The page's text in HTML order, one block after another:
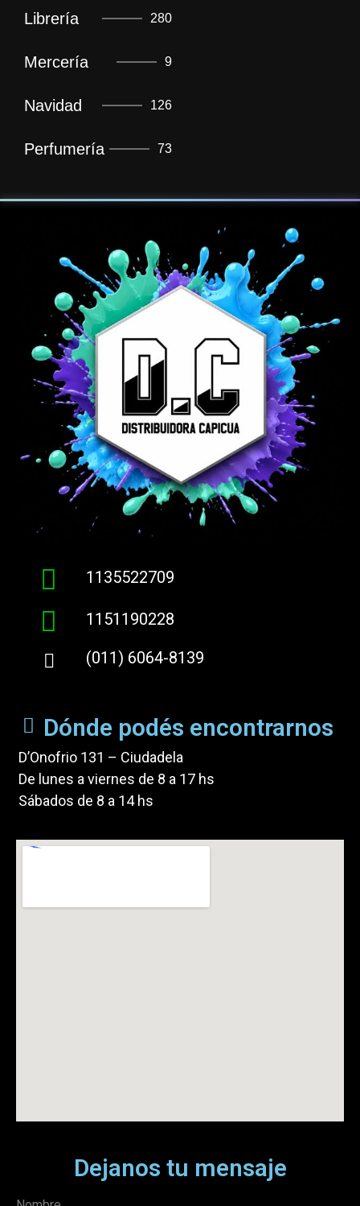
Librería 280
Mercería 9
Navidad 126
Perfumería 73
1135522709
1151190228
(011) 6064-8139
Dónde podés encontrarnos
D’Onofrio 131 – Ciudadela
De lunes a viernes de 8 a 17 hs
Sábados de 8 a 14 hs
Dejanos tu mensaje